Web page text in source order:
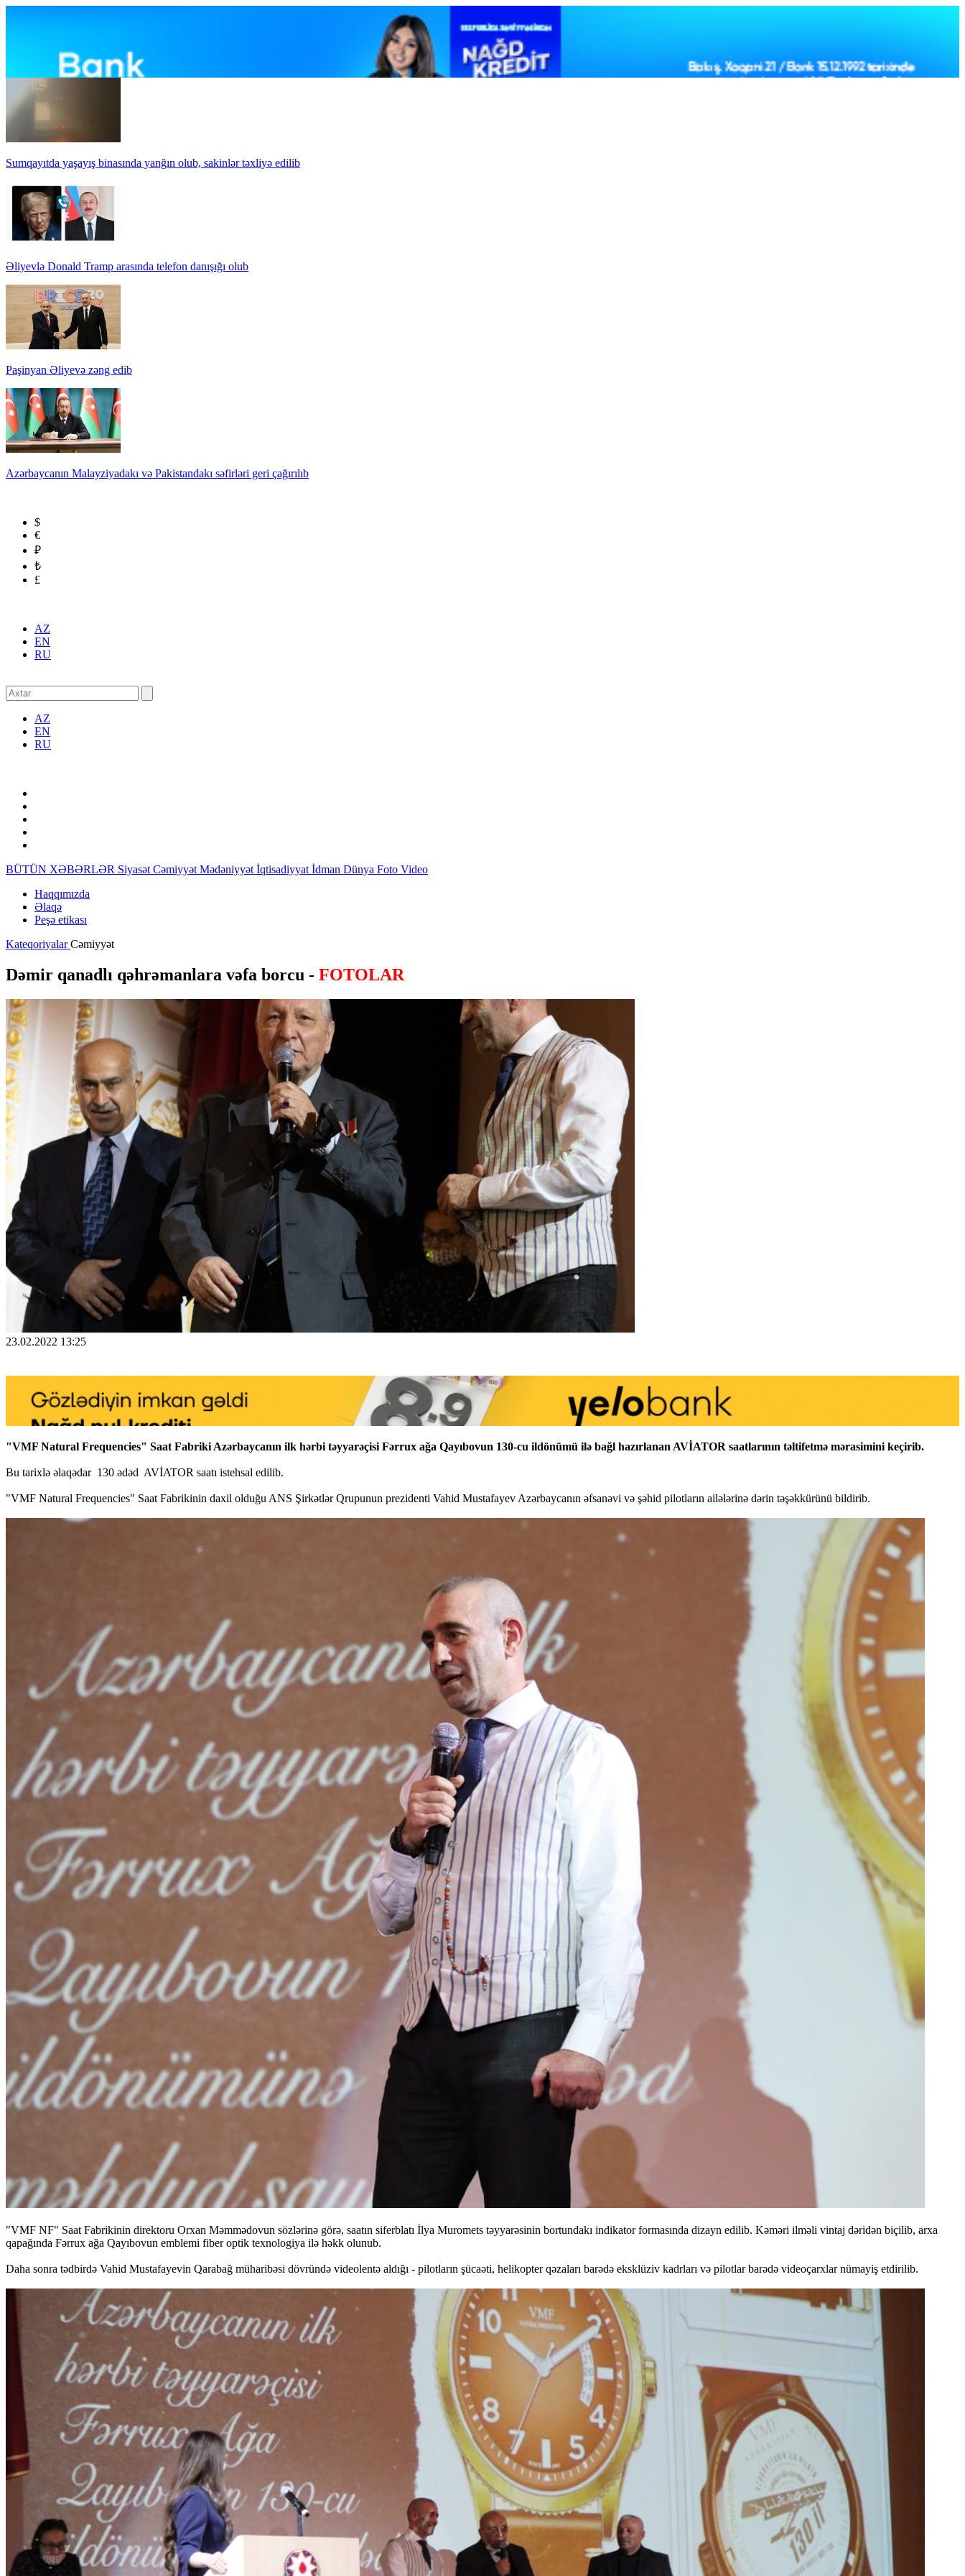
Sumqayıtda yaşayış binasında yanğın olub, sakinlər təxliyə edilib
Əliyevlə Donald Tramp arasında telefon danışığı olub
Paşinyan Əliyevə zəng edib
Azərbaycanın Malayziyadakı və Pakistandakı səfirləri geri çağırılıb
$
€
₽
₺
£
AZ
EN
RU
AZ
EN
RU
BÜTÜN XƏBƏRLƏR Siyasət Cəmiyyət Mədəniyyət İqtisadiyyat İdman Dünya Foto Video
Haqqımızda
Əlaqə
Peşə etikası
KateqoriyalarCəmiyyət
Dəmir qanadlı qəhrəmanlara vəfa borcu - FOTOLAR
23.02.2022 13:25
"VMF Natural Frequencies" Saat Fabriki Azərbaycanın ilk hərbi təyyarəçisi Fərrux ağa Qayıbovun 130-cu ildönümü ilə bağl hazırlanan AVİATOR saatlarının təltifetmə mərasimini keçirib.
Bu tarixlə əlaqədar 130 ədəd AVİATOR saatı istehsal edilib.
"VMF Natural Frequencies" Saat Fabrikinin daxil olduğu ANS Şirkətlər Qrupunun prezidenti Vahid Mustafayev Azərbaycanın əfsanəvi və şəhid pilotların ailələrinə dərin təşəkkürünü bildirib.
"VMF NF" Saat Fabrikinin direktoru Orxan Məmmədovun sözlərinə görə, saatın siferblatı İlya Muromets təyyarəsinin bortundakı indikator formasında dizayn edilib. Kəməri ilməli vintaj dəridən biçilib, arxa
qapağında Fərrux ağa Qayıbovun emblemi fiber optik texnologiya ilə həkk olunub.
Daha sonra tədbirdə Vahid Mustafayevin Qarabağ müharibəsi dövründə videolentə aldığı - pilotların şücaəti, helikopter qəzaları barədə eksklüziv kadrları və pilotlar barədə videoçarxlar nümayiş etdirilib.